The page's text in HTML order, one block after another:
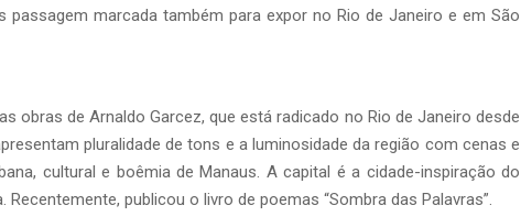
passagem marcada também para expor no Rio de Janeiro e em São
obras de Arnaldo Garcez, que está radicado no Rio de Janeiro desde
pluralidade de tons e a luminosidade da região com cenas e
cultural e boêmia de Manaus. A capital é a cidade-inspiração do
publicou o livro de poemas “Sombra das Palavras”.